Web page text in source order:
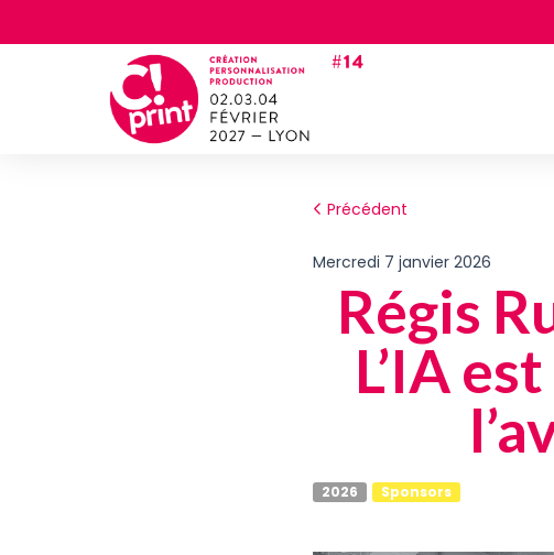
Précédent
mercredi 7 janvier 2026
Régis
L’IA
2026 Sponsors